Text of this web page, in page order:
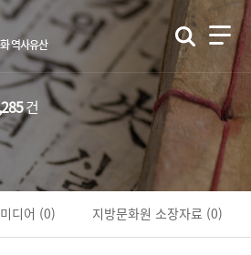
역사유산
건
디어 (0) 지방문화원 소장자료 (0)